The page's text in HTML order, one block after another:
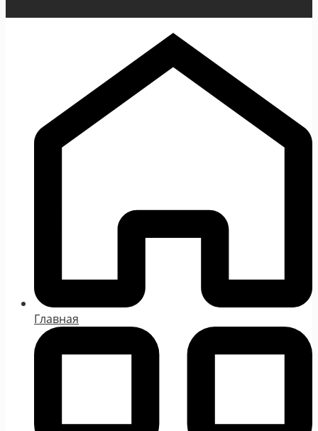
Главная